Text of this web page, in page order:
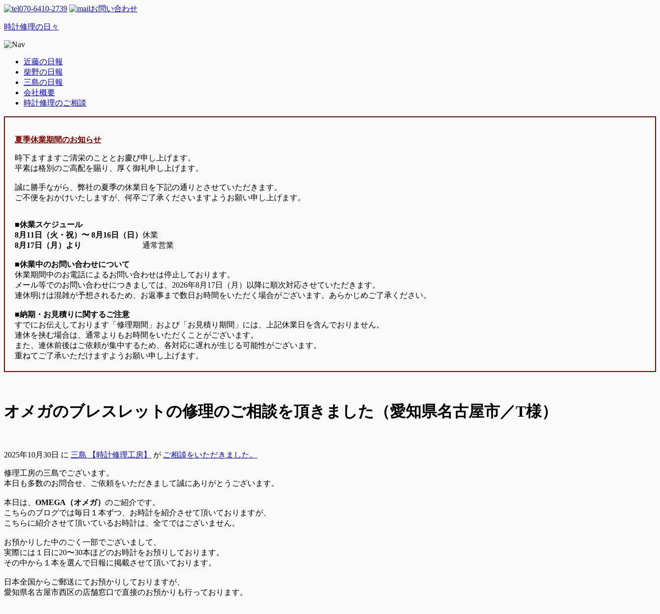
070-6410-2739 お問い合わせ
時計修理の日々
近藤の日報
柴野の日報
三島の日報
会社概要
時計修理のご相談
夏季休業期間のお知らせ
時下ますますご清栄のこととお慶び申し上げます。
平素は格別のご高配を賜り、厚く御礼申し上げます。
誠に勝手ながら、弊社の夏季の休業日を下記の通りとさせていただきます。
ご不便をおかけいたしますが、何卒ご了承くださいますようお願い申し上げます。
■休業スケジュール
8月11日（火・祝）〜 8月16日（日） 休業
8月17日（月）より
通常営業
■休業中のお問い合わせについて
休業期間中のお電話によるお問い合わせは停止しております。
メール等でのお問い合わせにつきましては、2026年8月17日（月）以降に順次対応させていただきます。
連休明けは混雑が予想されるため、お返事まで数日お時間をいただく場合がございます。あらかじめご了承ください。
■納期・お見積りに関するご注意
すでにお伝えしております「修理期間」および「お見積り期間」には、上記休業日を含んでおりません。
連休を挟む場合は、通常よりもお時間をいただくことがございます。
また、連休前後はご依頼が集中するため、各対応に遅れが生じる可能性がございます。
重ねてご了承いただけますようお願い申し上げます。
オメガのブレスレットの修理のご相談を頂きました（愛知県名古屋市／T様）
2025年10月30日 に 三島 【時計修理工房】 が ご相談をいただきました。
修理工房の三島でございます。
本日も多数のお問合せ、ご依頼をいただきまして誠にありがとうございます。
本日は、 OMEGA（オメガ） のご紹介です。
こちらのブログでは毎日１本ずつ、お時計を紹介させて頂いておりますが、
こちらに紹介させて頂いているお時計は、全てではございません。
お預かりした中のごく一部でございまして、
実際には１日に20〜30本ほどのお時計をお預りしております。
その中から１本を選んで日報に掲載させて頂いております。
日本全国からご郵送にてお預かりしておりますが、
愛知県名古屋市西区の店舗窓口で直接のお預かりも行っております。